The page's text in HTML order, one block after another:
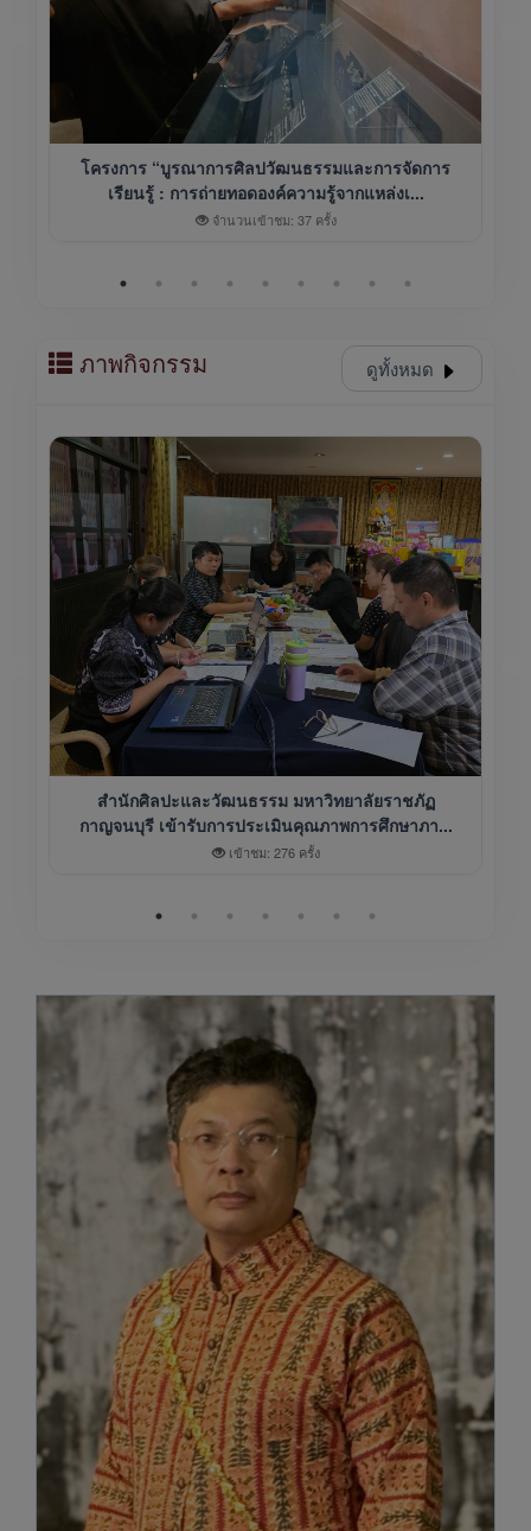
โครงการ “บูรณาการศิลปวัฒนธรรมและการจัดการ
เรียนรู้ : การถ่ายทอดองค์ความรู้จากแหล่งเ...
จำนวนเข้าชม: 37 ครั้ง
ภาพกิจกรรม ดูทั้งหมด
สำนักศิลปะและวัฒนธรรม มหาวิทยาลัยราชภัฏ
กาญจนบุรี เข้ารับการประเมินคุณภาพการศึกษาภา...
เข้าชม: 276 ครั้ง